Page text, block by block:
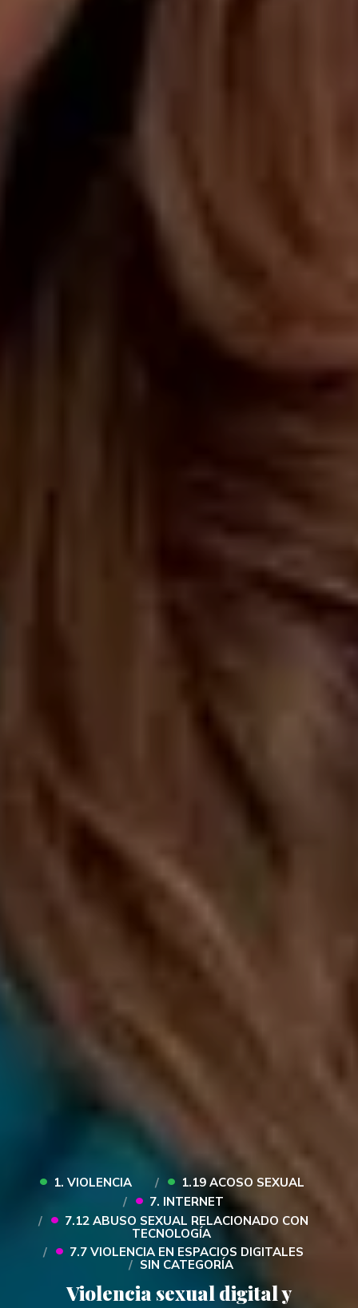
• 1. VIOLENCIA • 1.19 ACOSO SEXUAL
• 7. INTERNET
• 7.12 ABUSO SEXUAL RELACIONADO CON
TECNOLOGÍA
• 7.7 VIOLENCIA EN ESPACIOS DIGITALES
SIN CATEGORÍA
Violencia sexual digital y